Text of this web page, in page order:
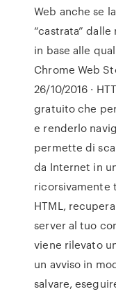
Web anche se
“castrata”
in base alle
Chrome Web
26/10/2016 ·
gratuito che
e renderlo
permette di
da Internet in
ricorsivamente
HTML,
server al tuo
viene rilevato
un avviso in
salvare,